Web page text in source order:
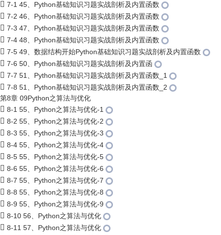
7-1 45、Python基础知识习题实战剖析及内置函数
7-2 46、Python基础知识习题实战剖析及内置函数
7-3 47、Python基础知识习题实战剖析及内置函数
7-4 48、Python基础知识习题实战剖析及内置函数
7-5 49、数据结构开始Python基础知识习题实战剖析及内置函数
7-6 50、Python基础知识习题实战剖析及内置函
7-7 51、Python基础知识习题实战剖析及内置函数_1
7-8 51、Python基础知识习题实战剖析及内置函数_2
第8章 09Python之算法与优化
8-1 55、Python之算法与优化-1
8-2 55、Python之算法与优化-2
8-3 55、Python之算法与优化-3
8-4 55、Python之算法与优化-4
8-5 55、Python之算法与优化-5
8-6 55、Python之算法与优化-6
8-7 55、Python之算法与优化-7
8-8 55、Python之算法与优化-8
8-9 55、Python之算法与优化-9
8-10 56、Python之算法与优化
8-11 57、Python之算法与优化